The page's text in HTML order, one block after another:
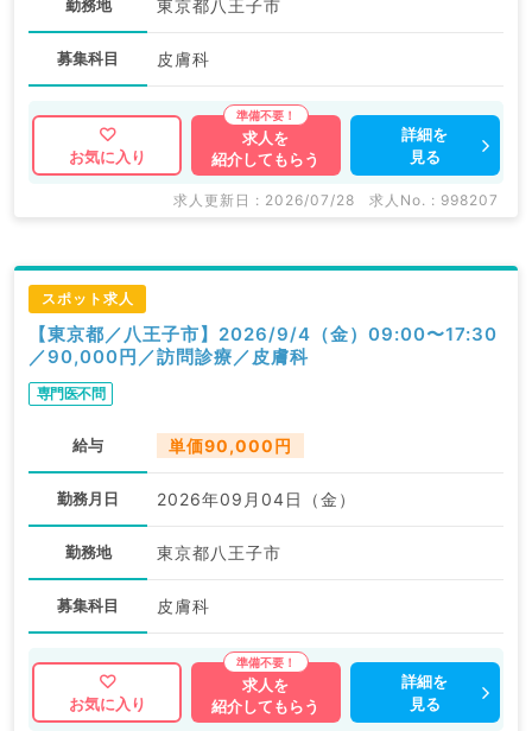
勤務地 東京都八王子市
募集科目 皮膚科
お気に入り
求人を
紹介してもらう
詳細を
見る
求人更新日 : 2026/07/28 求人No. : 998207
スポット求人
【東京都／八王子市】2026/9/4（金）09:00〜17:30
／90,000円／訪問診療／皮膚科
専門医不問
給与 単価90,000円
勤務月日 2026年09月04日（金）
勤務地 東京都八王子市
募集科目 皮膚科
お気に入り
求人を
紹介してもらう
詳細を
見る